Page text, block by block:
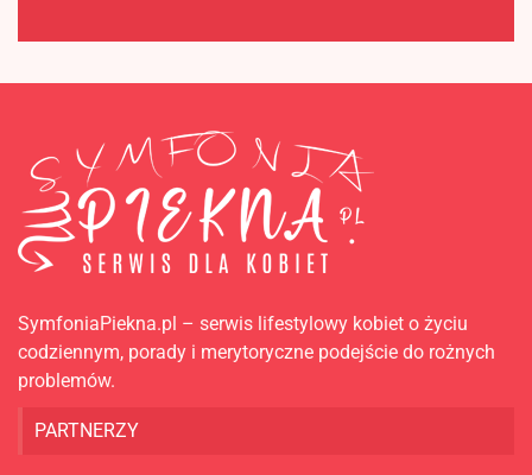
SymfoniaPiekna.pl – serwis lifestylowy kobiet o życiu
codziennym, porady i merytoryczne podejście do rożnych
problemów.
PARTNERZY